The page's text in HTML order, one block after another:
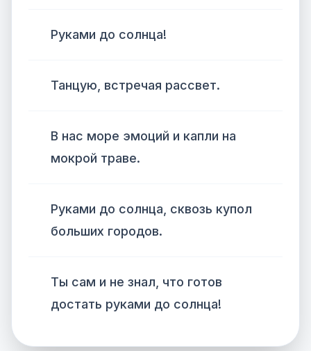
Руками до солнца!
Танцую, встречая рассвет.
В нас море эмоций и капли на
мокрой траве.
Руками до солнца, сквозь купол
больших городов.
Ты сам и не знал, что готов
достать руками до солнца!